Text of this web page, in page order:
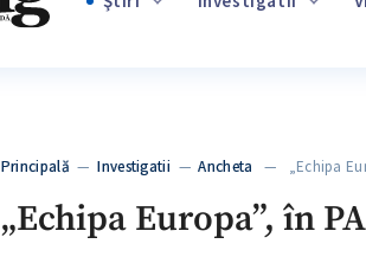
Principală —Investigatii —Ancheta — „Echipa
„Echipa Europa”, în